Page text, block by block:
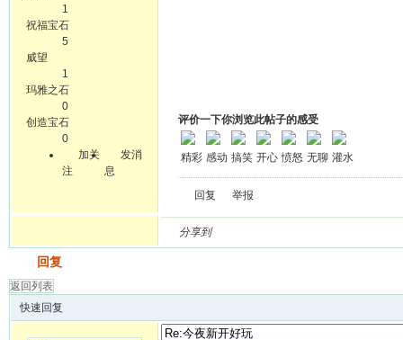
1
祝福宝石
5
威望
1
玛雅之石
0
创造宝石
0
加关
注
发消
息
评价一下你浏览此帖子的感受
精彩 感动 搞笑 开心 愤怒 无聊 灌水
回复 举报
分享到
回复
返回列表
快速回复